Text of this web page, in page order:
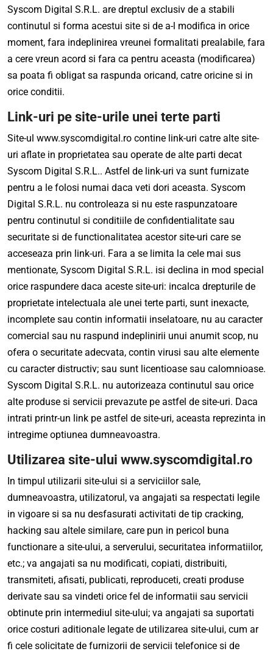
Syscom Digital S.R.L. are dreptul exclusiv de a stabili
continutul si forma acestui site si de a-l modifica in orice
moment, fara indeplinirea vreunei formalitati prealabile, fara
a cere vreun acord si fara ca pentru aceasta (modificarea)
sa poata fi obligat sa raspunda oricand, catre oricine si in
orice conditii.
Link-uri pe site-urile unei terte parti
Site-ul www.syscomdigital.ro contine link-uri catre alte site-
uri aflate in proprietatea sau operate de alte parti decat
Syscom Digital S.R.L.. Astfel de link-uri va sunt furnizate
pentru a le folosi numai daca veti dori aceasta. Syscom
Digital S.R.L. nu controleaza si nu este raspunzatoare
pentru continutul si conditiile de confidentialitate sau
securitate si de functionalitatea acestor site-uri care se
acceseaza prin link-uri. Fara a se limita la cele mai sus
mentionate, Syscom Digital S.R.L. isi declina in mod special
orice raspundere daca aceste site-uri: incalca drepturile de
proprietate intelectuala ale unei terte parti, sunt inexacte,
incomplete sau contin informatii inselatoare, nu au caracter
comercial sau nu raspund indeplinirii unui anumit scop, nu
ofera o securitate adecvata, contin virusi sau alte elemente
cu caracter distructiv; sau sunt licentioase sau calomnioase.
Syscom Digital S.R.L. nu autorizeaza continutul sau orice
alte produse si servicii prevazute pe astfel de site-uri. Daca
intrati printr-un link pe astfel de site-uri, aceasta reprezinta in
intregime optiunea dumneavoastra.
Utilizarea site-ului www.syscomdigital.ro
In timpul utilizarii site-ului si a serviciilor sale,
dumneavoastra, utilizatorul, va angajati sa respectati legile
in vigoare si sa nu desfasurati activitati de tip cracking,
hacking sau altele similare, care pun in pericol buna
functionare a site-ului, a serverului, securitatea informatiilor,
etc.; va angajati sa nu modificati, copiati, distribuiti,
transmiteti, afisati, publicati, reproduceti, creati produse
derivate sau sa vindeti orice fel de informatii sau servicii
obtinute prin intermediul site-ului; va angajati sa suportati
orice costuri aditionale legate de utilizarea site-ului, cum ar
fi cele solicitate de furnizorii de servicii telefonice si de